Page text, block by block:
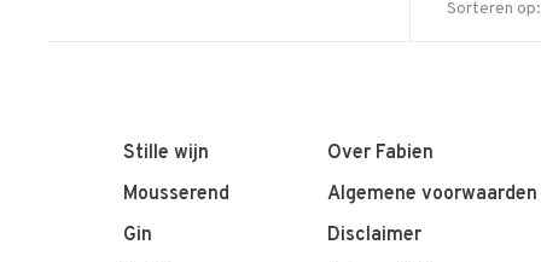
Sorteren op:
Stille wijn
Mousserend
Gin
Over Fabien
Algemene voorwaarden
Disclaimer